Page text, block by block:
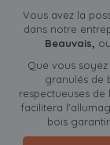
Vous avez la
dans notre
Beauvais,
Que vous
granulés de
respectueuses
facilitera
bois